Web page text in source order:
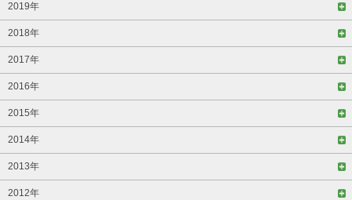
2019年
2018年
2017年
2016年
2015年
2014年
2013年
2012年